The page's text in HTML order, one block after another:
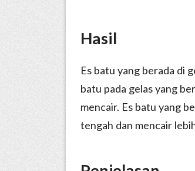
Hasil
Es batu yang berada di
batu pada gelas yang
mencair. Es batu yang
tengah dan mencair